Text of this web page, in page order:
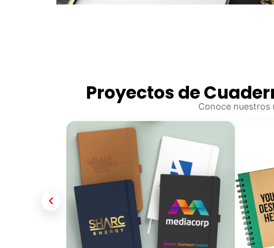
Proyectos de
Conoce nuestros